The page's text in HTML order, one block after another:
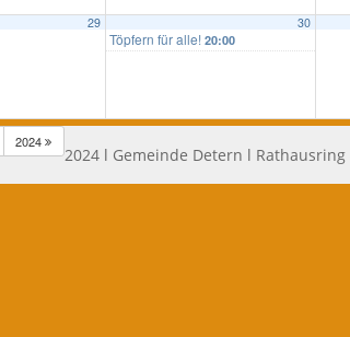
29 30
Töpfern für alle! 20:00
2024
2024 l Gemeinde Detern l